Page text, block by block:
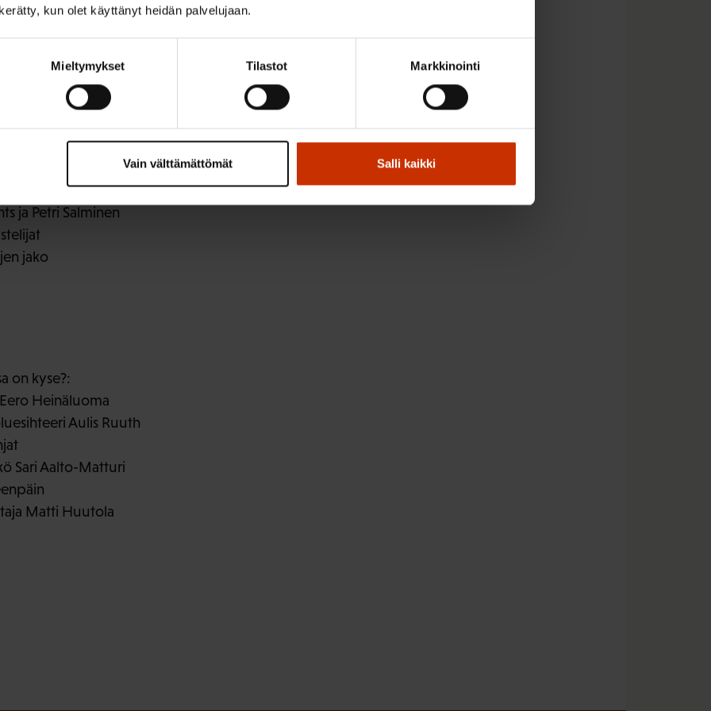
kun olet käyttänyt heidän palvelujaan.
Mieltymykset Tilastot Markkinointi
Vain välttämättömät Salli kaikki
kisällilauluryhmä
ja Petri Salminen
jako
on kyse?:
Heinäluoma
Aulis Ruuth
Sari Aalto-Matturi
Matti Huutola